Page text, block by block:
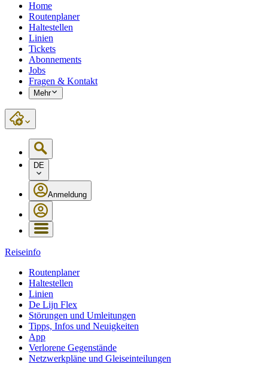
Home
Routenplaner
Haltestellen
Linien
Tickets
Abonnements
Jobs
Fragen & Kontakt
Mehr
DE
Anmeldung
Reiseinfo
Routenplaner
Haltestellen
Linien
De Lijn Flex
Störungen und Umleitungen
Tipps, Infos und Neuigkeiten
App
Verlorene Gegenstände
Netzwerkpläne und Gleiseinteilungen